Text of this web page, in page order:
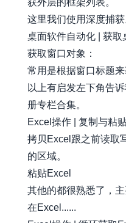
获外层的框架列表。
这里我们使用深度捕获
桌面软件自动化 | 获取
获取窗口对象：
常用是根据窗口标题来
以上有启发左下角告
册专栏合集。
Excel操作 | 复制与粘
拷贝Excel跟之前读取
的区域。
粘贴Excel
其他的都很熟悉了，
在Excel......